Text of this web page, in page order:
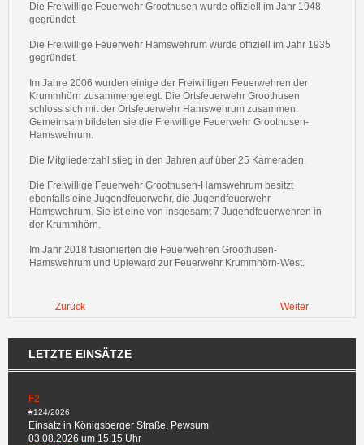
Die Freiwillige Feuerwehr Groothusen wurde offiziell im Jahr 1948
gegründet.
Die Freiwillige Feuerwehr Hamswehrum wurde offiziell im Jahr 1935
gegründet.
Im Jahre 2006 wurden einige der Freiwilligen Feuerwehren der
Krummhörn zusammengelegt. Die Ortsfeuerwehr Groothusen
schloss sich mit der Ortsfeuerwehr Hamswehrum zusammen.
Gemeinsam bildeten sie die Freiwillige Feuerwehr Groothusen-
Hamswehrum.
Die Mitgliederzahl stieg in den Jahren auf über 25 Kameraden.
Die Freiwillige Feuerwehr Groothusen-Hamswehrum besitzt
ebenfalls eine Jugendfeuerwehr, die Jugendfeuerwehr
Hamswehrum. Sie ist eine von insgesamt 7 Jugendfeuerwehren in
der Krummhörn.
Im Jahr 2018 fusionierten die Feuerwehren Groothusen-
Hamswehrum und Upleward zur Feuerwehr Krummhörn-West.
Zurück Weiter
LETZTE EINSÄTZE
F2
#124/2026
Einsatz in Königsberger Straße, Pewsum
03.08.2026 um 15:15 Uhr